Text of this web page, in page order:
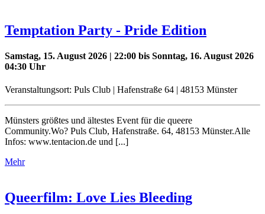
Temptation Party - Pride Edition
Samstag, 15. August 2026 | 22:00 bis Sonntag, 16. August 2026
04:30 Uhr
Veranstaltungsort: Puls Club | Hafenstraße 64 | 48153 Münster
Münsters größtes und ältestes Event für die queere
Community.Wo? Puls Club, Hafenstraße. 64, 48153 Münster.Alle
Infos: www.tentacion.de und [...]
Mehr
Queerfilm: Love Lies Bleeding